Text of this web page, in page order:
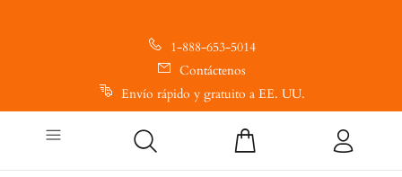
1-888-653-5014
Contáctenos
Envío rápido y gratuito a EE. UU.